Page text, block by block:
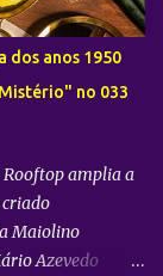
Prairie,
Santiago e Lima.
A
retorno de
dos anos 1950
no 033
Rooftop amplia a
Maiolino
Azevedo